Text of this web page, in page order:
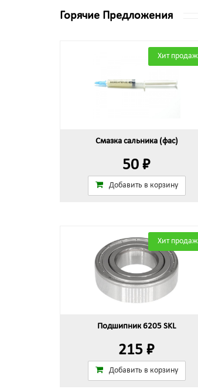
Горячие Предложения
Хит продаж
Смазка сальника (фас)
50 ₽
Добавить в корзину
Хит продаж
Подшипник 6205 SKL
215 ₽
Добавить в корзину